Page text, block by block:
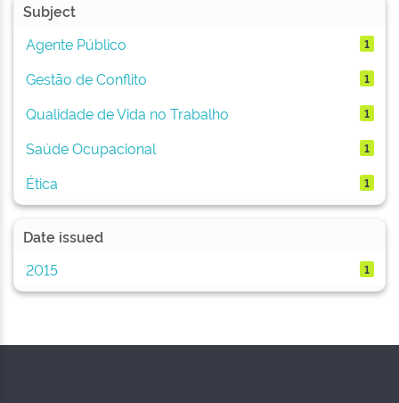
Subject
Agente Público
1
Gestão de Conflito 1
Qualidade de Vida no Trabalho 1
Saúde Ocupacional 1
Ética 1
Date issued
2015
1